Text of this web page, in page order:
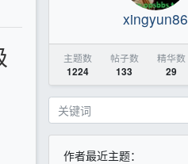
xingyun86
主题数
1224
帖子数
133
精华数
29
作者最近主题：